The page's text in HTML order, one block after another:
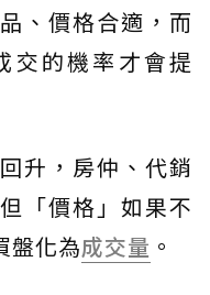
、價格合適，而
交的機率才會提
升，房仲、代銷
「價格」如果不
盤化為成交量 。